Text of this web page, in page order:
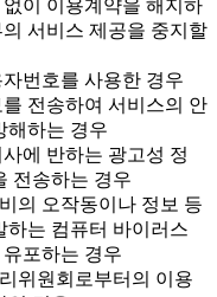
이 이용계약을 해지하
서비스 제공을 중지할
번호를 사용한 경우
전송하여 서비스의 안
해하는 경우
에 반하는 광고성 정
전송하는 경우
의 오작동이나 정보 등
하는 컴퓨터 바이러스
포하는 경우
위원회로부터의 이용